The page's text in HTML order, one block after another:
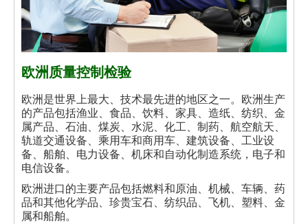
欧洲质量控制检验
欧洲是世界上最大、技术最先进的地区之一。欧洲生产
的产品包括渔业、食品、饮料、家具、造纸、纺织、金
属产品、石油、煤炭、水泥、化工、制药、航空航天、
轨道交通设备、乘用车和商用车、建筑设备、工业设
备、船舶、电力设备、机床和自动化制造系统，电子和
电信设备。
欧洲进口的主要产品包括燃料和原油、机械、车辆、药
品和其他化学品、珍贵宝石、纺织品、飞机、塑料、金
属和船舶。